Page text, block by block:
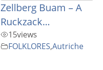
Zellberg Buam – A
Ruckzack...
15views
FOLKLORES,Autriche